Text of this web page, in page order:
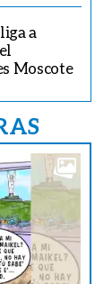
a
Moscote